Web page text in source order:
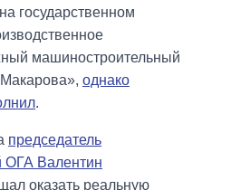
государственном
машиностроительный
однако
.
председатель
ОГА Валентин
оказать реальную